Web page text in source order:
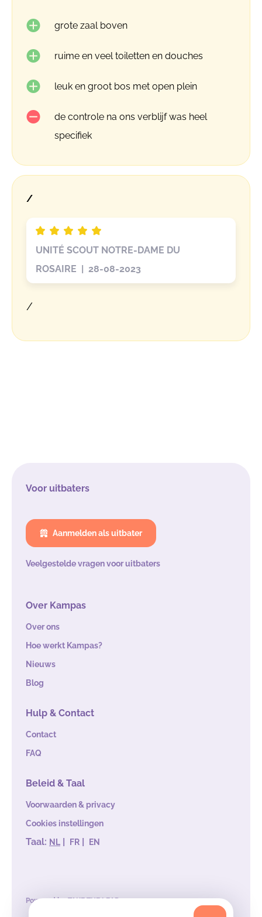
grote zaal boven
ruime en veel toiletten en douches
leuk en groot bos met open plein
de controle na ons verblijf was heel
specifiek
/
UNITÉ SCOUT NOTRE-DAME DU
ROSAIRE | 28-08-2023
/
Voor uitbaters
Aanmelden als uitbater
Veelgestelde vragen voor uitbaters
Over Kampas
Over ons
Hoe werkt Kampas?
Nieuws
Blog
Hulp & Contact
Contact
FAQ
Beleid & Taal
Voorwaarden & privacy
Cookies instellingen
Taal: NL | FR | EN
Powered byTAKE THE LEAD